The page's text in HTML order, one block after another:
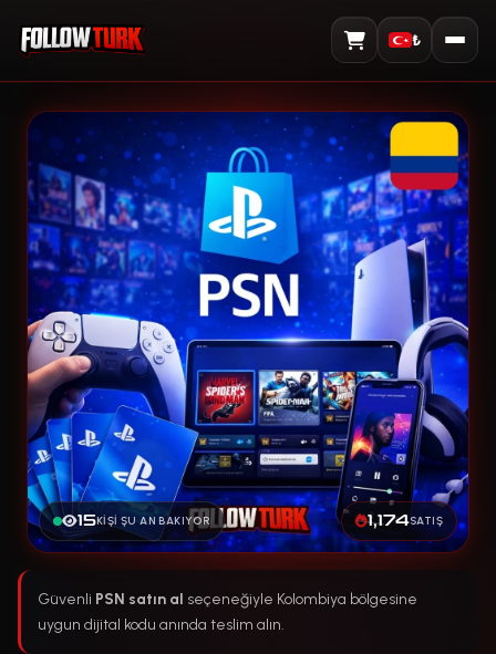
Sepeti Görüntüle
₺
15KIŞI ŞU AN BAKIYOR 1,174SATIŞ
Güvenli PSN satın al seçeneğiyle Kolombiya bölgesine
uygun dijital kodu anında teslim alın.